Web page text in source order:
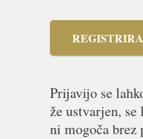
Prijavijo se
že ustvarjen,
ni mogoča brez